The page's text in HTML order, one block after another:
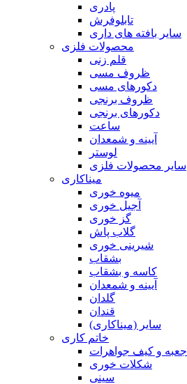
پادری
تابلوفرش
سایر بافته های داری
محصولات فلزی
قلم زنی
ظروف مسی
دکورهای مسی
ظروف برنجی
دکورهای برنجی
ساعت
آیینه و شمعدان
لوستر
سایر محصولات فلزی
میناکاری
میوه خوری
آجیل خوری
گز خوری
گلاب پاش
شیرینی خوری
بشقاب
کاسه و بشقاب
آیینه و شمعدان
گلدان
قندان
سایر (میناکاری)
خاتم کاری
جعبه و کیف جواهرات
شکلات خوری
سینی